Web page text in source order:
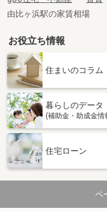
由比ヶ浜駅の家賃相場
お役立ち情報
住まいのコラム
暮らしのデータ
(補助金・助成金情
住宅ローン
ペ